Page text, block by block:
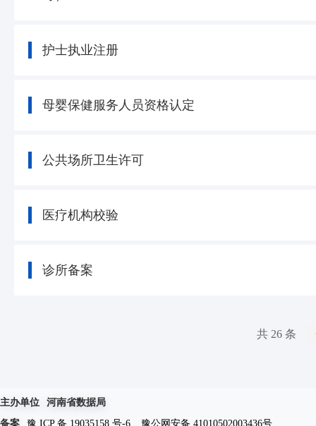
护士执业注册
母婴保健服务人员资格认定
公共场所卫生许可
医疗机构校验
诊所备案
共 26 条
主办单位
河南省数据局
备案
豫 ICP 备 19035158 号-6
豫公网安备 41010502003436号